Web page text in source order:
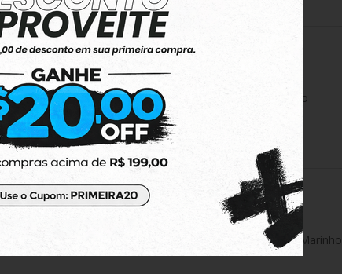
Amei! Um pouco pequena mas tudo certo
Produto:Top Adidas Originals Regata Essentials Swim Preto
EXECELENTE !
Moletom Adidas Aberto Essentials 3-Stripes Azul Marinho